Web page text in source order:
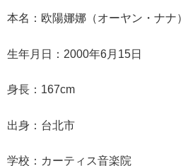
本名：欧陽娜娜（オーヤン・ナナ）
生年月日：2000年6月15日
身長：167cm
出身：台北市
学校：カーティス音楽院